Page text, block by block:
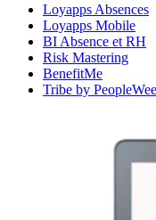
Loyapps Absences
Loyapps Mobile
BI Absence et RH
Risk Mastering
BenefitMe
Tribe by